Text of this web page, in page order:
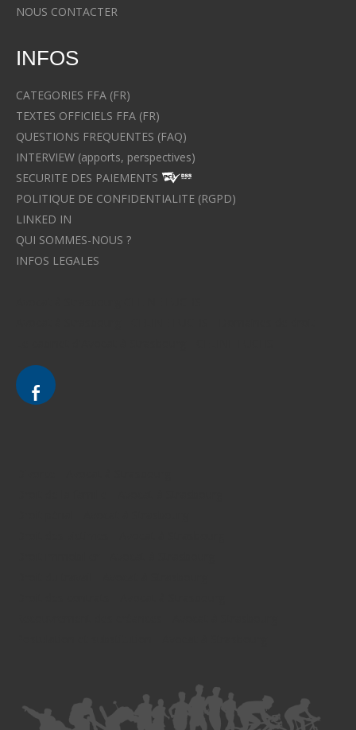
NOUS CONTACTER
INFOS
CATEGORIES FFA (FR)
TEXTES OFFICIELS FFA (FR)
QUESTIONS FREQUENTES (FAQ)
INTERVIEW (apports, perspectives)
SECURITE DES PAIEMENTS
POLITIQUE DE CONFIDENTIALITE (RGPD)
LINKED IN
QUI SOMMES-NOUS ?
INFOS LEGALES